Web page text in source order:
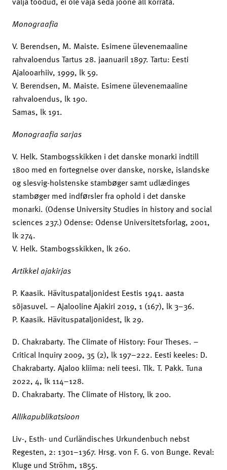
Monograafia
V. Berendsen, M. Maiste. Esimene ülevenemaaline
rahvaloendus Tartus 28. jaanuaril 1897. Tartu: Eesti
Ajalooarhiiv, 1999, lk 59.
V. Berendsen, M. Maiste. Esimene ülevenemaaline
rahvaloendus, lk 190.
Samas, lk 191.
Monograafia sarjas
V. Helk. Stambogsskikken i det danske monarki indtill
1800 med en fortegnelse over danske, norske, islandske
og slesvig-holstenske stambøger samt udlædinges
stambøger med indførsler fra ophold i det danske
monarki. (Odense University Studies in history and social
sciences 237.) Odense: Odense Universitetsforlag, 2001,
lk 274.
V. Helk. Stambogsskikken, lk 260.
Artikkel ajakirjas
P. Kaasik. Hävituspataljonidest Eestis 1941. aasta
sõjasuvel. – Ajalooline Ajakiri 2019, 1 (167), lk 3–36.
P. Kaasik. Hävituspataljonidest, lk 29.
D. Chakrabarty. The Climate of History: Four Theses. –
Critical Inquiry 2009, 35 (2), lk 197–222. Eesti keeles: D.
Chakrabarty. Ajaloo kliima: neli teesi. Tlk. T. Pakk. Tuna
2022, 4, lk 114–128.
D. Chakrabarty. The Climate of History, lk 200.
Allikapublikatsioon
Liv-, Esth- und Curländisches Urkundenbuch nebst
Regesten, 2: 1301–1367. Hrsg. von F. G. von Bunge. Reval:
Kluge und Ströhm, 1855.